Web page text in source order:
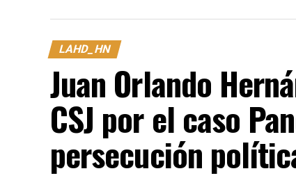
LAHD_HN
Juan Orlando
CSJ por el caso
persecución